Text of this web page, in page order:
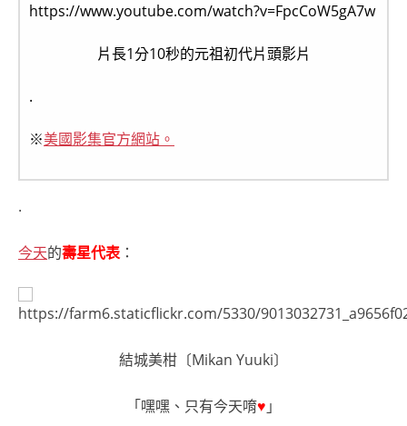
https://www.youtube.com/watch?v=FpcCoW5gA7w
片長1分10秒的元祖初代片頭影片
.
※美國影集官方網站。
.
今天的壽星代表：
結城美柑〔Mikan Yuuki〕
「嘿嘿、只有今天唷♥ 」